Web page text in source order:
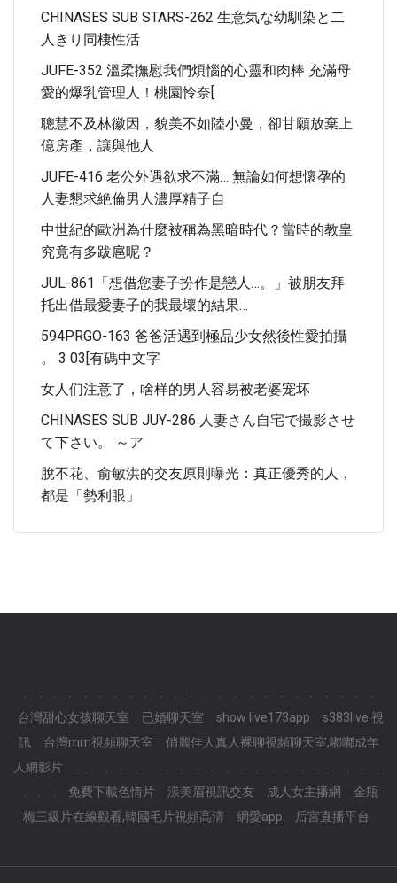
CHINASES SUB STARS-262 生意気な幼馴染と二
人きり同棲性活
JUFE-352 溫柔撫慰我們煩惱的心靈和肉棒 充滿母
愛的爆乳管理人！桃園怜奈[
聰慧不及林徽因，貌美不如陸小曼，卻甘願放棄上
億房產，讓與他人
JUFE-416 老公外遇欲求不滿… 無論如何想懷孕的
人妻懇求絶倫男人濃厚精子自
中世紀的歐洲為什麼被稱為黑暗時代？當時的教皇
究竟有多跋扈呢？
JUL-861「想借您妻子扮作是戀人…。」被朋友拜
托出借最愛妻子的我最壞的結果…
594PRGO-163 爸爸活遇到極品少女然後性愛拍攝
。 3 03[有碼中文字
女人们注意了，啥样的男人容易被老婆宠坏
CHINASES SUB JUY-286 人妻さん自宅で撮影させ
て下さい。 ～ア
脫不花、俞敏洪的交友原則曝光：真正優秀的人，
都是「勢利眼」
台灣甜心女孩聊天室
已婚聊天室 show live173app
s383live 視
訊
台灣mm視頻聊天室
俏麗佳人真人裸聊視頻聊天室,嘟嘟成年
人網影片
免費下載色情片 漾美眉視訊交友 成人女主播網
金瓶
梅三級片在線觀看,韓國毛片視頻高清
網愛app 后宮直播平台